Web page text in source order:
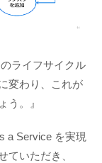
ライフサイクル
変わり、これが
う。』
a Service を実現
ていただき、